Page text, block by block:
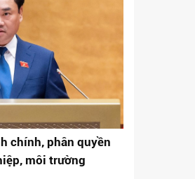
chính, phân quyền
môi trường